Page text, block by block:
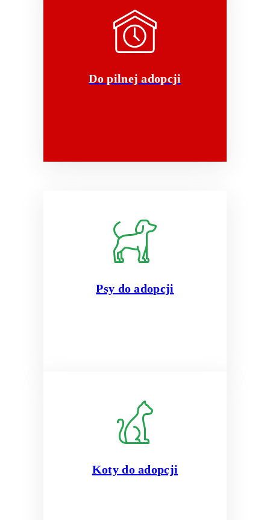
Do pilnej adopcji
Psy do adopcji
Koty do adopcji